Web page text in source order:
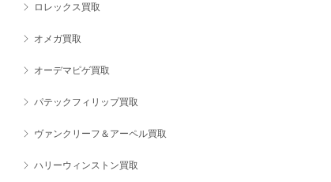
ロレックス買取
オメガ買取
オーデマピゲ買取
パテックフィリップ買取
ヴァンクリーフ＆アーペル買取
ハリーウィンストン買取